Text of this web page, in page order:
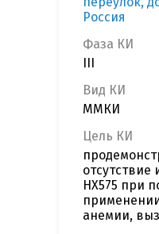
Россия
Фаза КИ
Вид КИ
ММКИ
Цель КИ
отсутствие
НХ575 при
анемии,